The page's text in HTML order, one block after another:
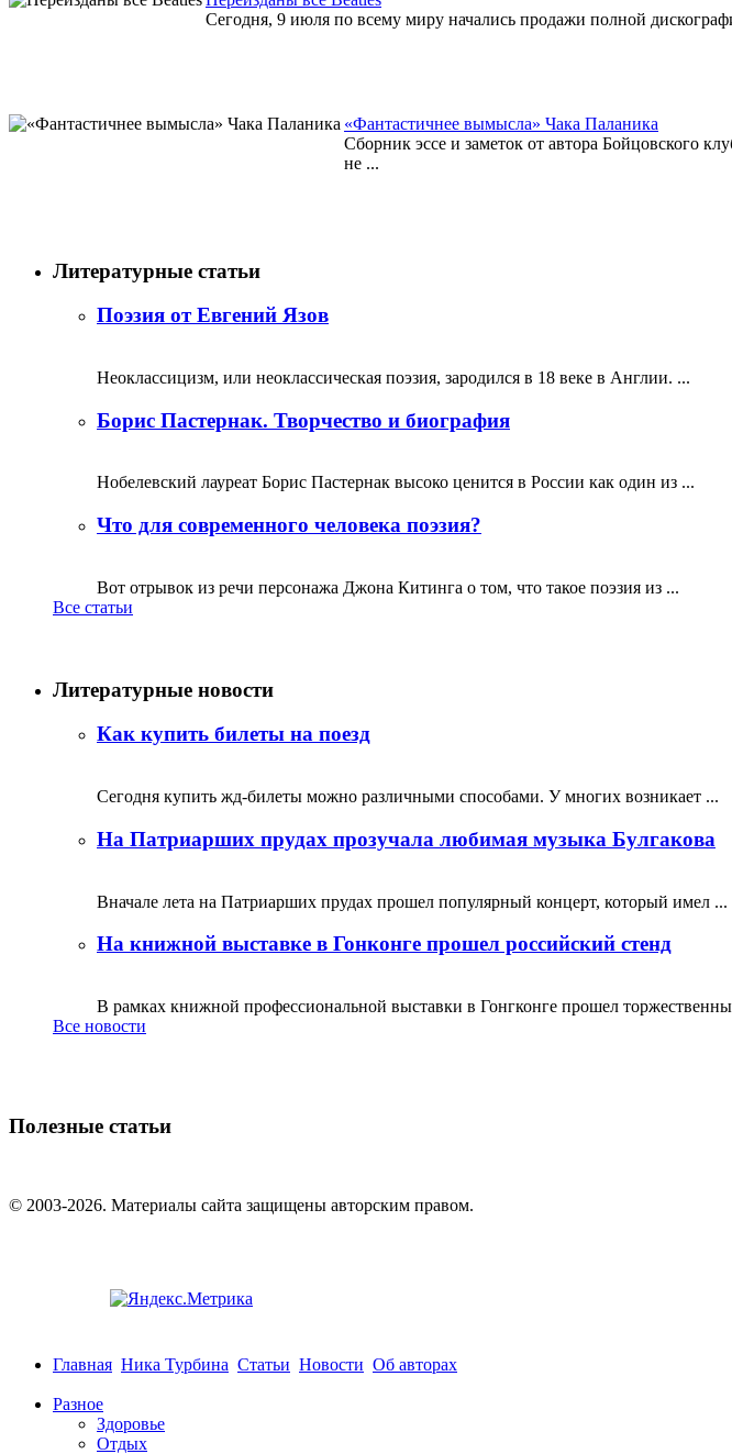
Сегодня, 9 июля по всему миру начались продажи полной
«Фантастичнее вымысла» Чака Паланика
Сборник эссе и заметок от автора Бойцовского
не ...
Литературные статьи
Поэзия от Евгений Язов
Неоклассицизм, или неоклассическая поэзия, зародился в 18 веке в Англии. ...
Борис Пастернак. Творчество и биография
Нобелевский лауреат Борис Пастернак высоко ценится в России как один из ...
Что для современного человека поэзия?
Вот отрывок из речи персонажа Джона Китинга о том, что такое поэзия из ...
Все статьи
Литературные новости
Как купить билеты на поезд
Сегодня купить жд-билеты можно различными способами. У многих возникает ...
На Патриарших прудах прозучала любимая музыка Булгакова
Вначале лета на Патриарших прудах прошел популярный концерт, который имел ...
На книжной выставке в Гонконге прошел российский стенд
В рамках книжной профессиональной выставки в Гонгконге прошел
Все новости
Полезные статьи
© 2003-2026. Материалы сайта защищены авторским правом.
Главная Ника Турбина Статьи Новости Об авторах
Разное
Здоровье
Отдых